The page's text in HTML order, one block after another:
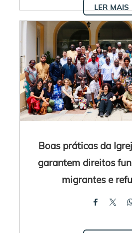
LER MAIS
Boas práticas da
garantem direitos
migrantes e